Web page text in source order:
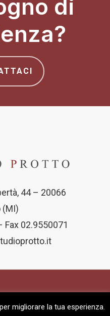
di
44 – 20066
(MI)
Fax 02.9550071
|
migliorare la tua esperienza.